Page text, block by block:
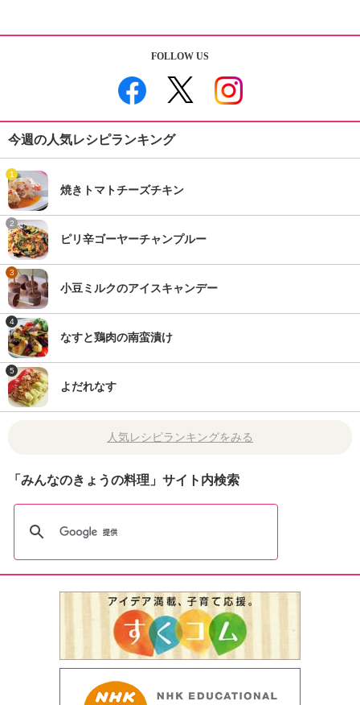
FOLLOW US
今週の人気レシピランキング
1
焼きトマトチーズチキン
2
ピリ辛ゴーヤーチャンプルー
3
小豆ミルクのアイスキャンデー
4
なすと鶏肉の南蛮漬け
5
よだれなす
人気レシピランキングをみる
「みんなのきょうの料理」サイト内検索